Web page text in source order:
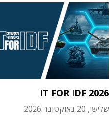
IT FOR IDF 2026
שלישי, 20 באוקטובר 2026